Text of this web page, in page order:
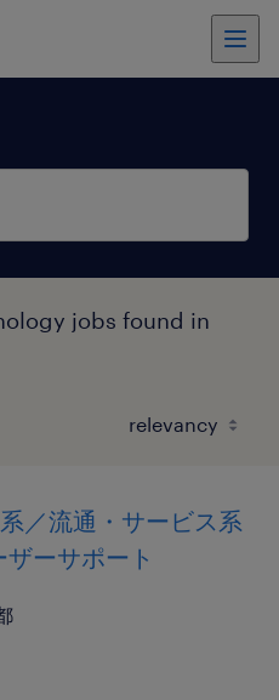
jobs found in
／流通・サービス系
ーサポート